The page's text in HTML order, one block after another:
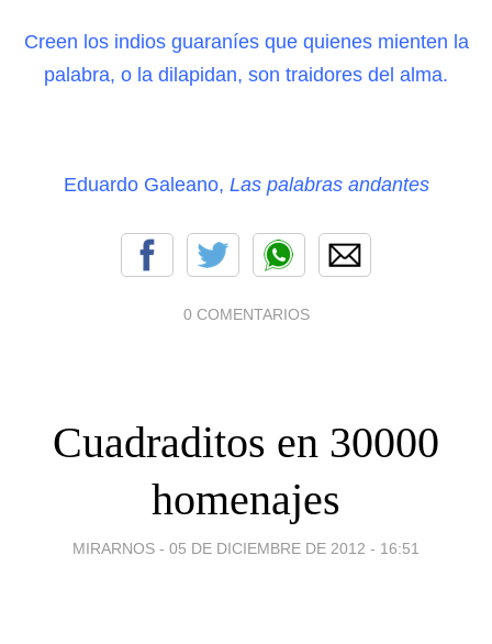
Creen los indios guaraníes que quienes mienten la
palabra, o la dilapidan, son traidores del alma.
Eduardo Galeano, Las palabras andantes
0 COMENTARIOS
Cuadraditos en 30000
homenajes
MIRARNOS - 05 DE DICIEMBRE DE 2012 - 16:51